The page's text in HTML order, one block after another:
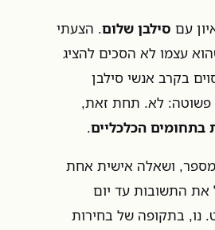
עם סילבן שלום. הצעתי
עצמו לא הסכים להציג
בקרב אנשי סילבן
פשוטה: לא. תחת זאת,
הכלכליים.
ושאלה אישית אחת
את התשובות עד יום
נו, בתקופה של בחירות